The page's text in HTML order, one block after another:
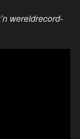
wereldrecord-